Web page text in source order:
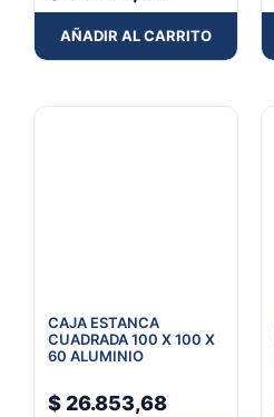
AÑADIR AL CARRITO
CAJA ESTANCA
CUADRADA 100 X 100 X
60 ALUMINIO
$26.853,68